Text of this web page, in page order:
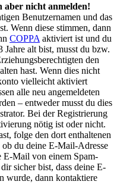
aber nicht anmelden!
Benutzernamen und das
Wenn diese stimmen, dann
COPPA aktiviert ist und du
Jahre alt bist, musst du bzw.
den
hast. Wenn dies nicht
vielleicht aktiviert
alle neu angemeldeten
– entweder musst du dies
Bei der Registrierung
nötig ist oder nicht.
folge den dort enthaltenen
du deine E-Mail-Adresse
E-Mail von einem Spam-
sicher bist, dass deine E-
wurde, dann kontaktiere